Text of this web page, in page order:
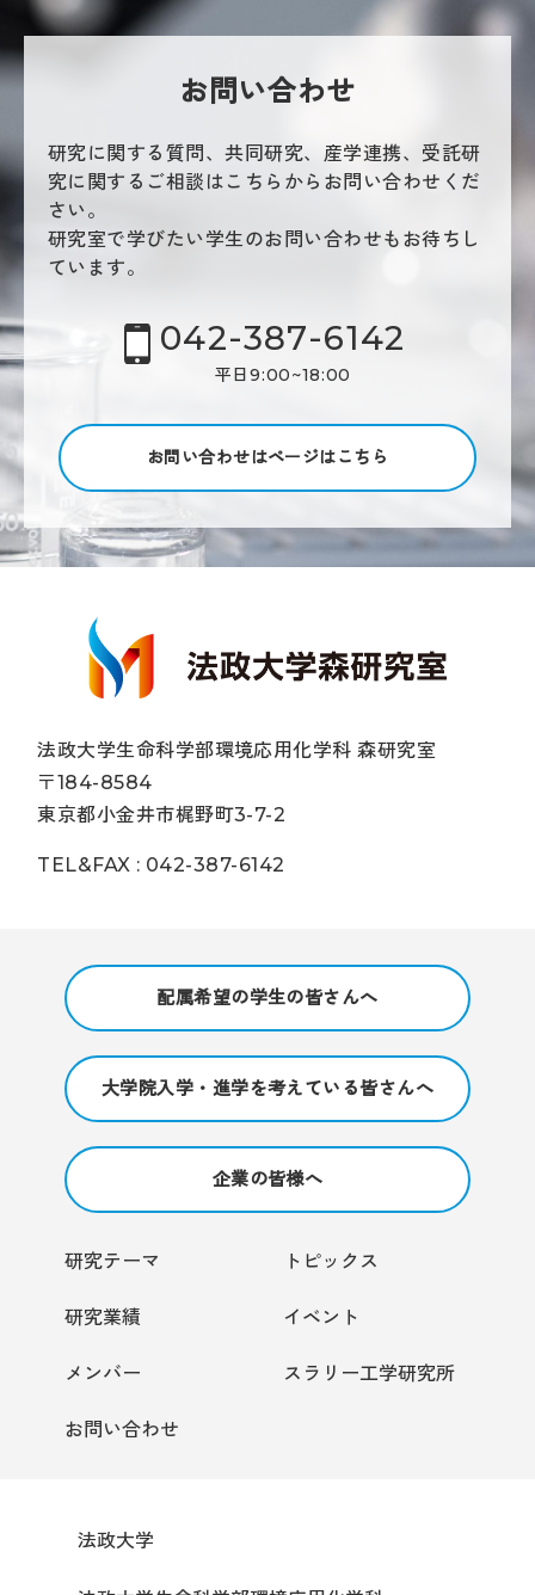
お問い合わせ
研究に関する質問、共同研究、産学連携、受託研
究に関するご相談はこちらからお問い合わせくだ
さい。
研究室で学びたい学生のお問い合わせもお待ちし
ています。
042-387-6142
平日9:00~18:00
お問い合わせはページはこちら
法政大学生命科学部環境応用化学科 森研究室
〒184-8584
東京都小金井市梶野町3-7-2
TEL&FAX : 042-387-6142
配属希望の学生の皆さんへ
大学院入学・進学を考えている皆さんへ
企業の皆様へ
研究テーマ トピックス
研究業績 イベント
メンバー スラリー工学研究所
お問い合わせ
法政大学